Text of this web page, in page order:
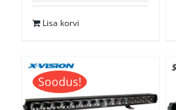
€132,00.€119,00.
Lisa korvi
Soodus!